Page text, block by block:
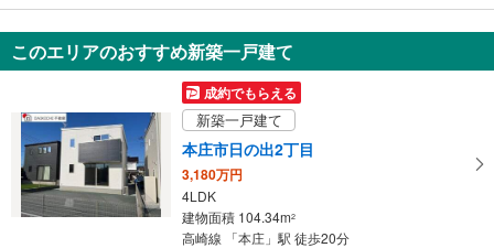
本庄市日の出4丁目
548万円
4DK
66.24m2
埼玉県本庄市日の出4丁目
このエリアのおすすめ新築一戸建て
成約でもらえる
新築一戸建て
本庄市日の出2丁目
3,180万円
4LDK
建物面積 104.34m2
高崎線 「本庄」駅 徒歩20分